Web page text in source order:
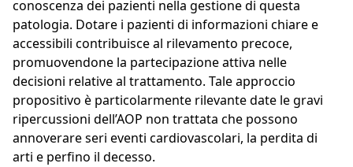
conoscenza dei pazienti nella gestione di questa
patologia. Dotare i pazienti di informazioni chiare e
accessibili contribuisce al rilevamento precoce,
promuovendone la partecipazione attiva nelle
decisioni relative al trattamento. Tale approccio
propositivo è particolarmente rilevante date le gravi
ripercussioni dell’AOP non trattata che possono
annoverare seri eventi cardiovascolari, la perdita di
arti e perfino il decesso.